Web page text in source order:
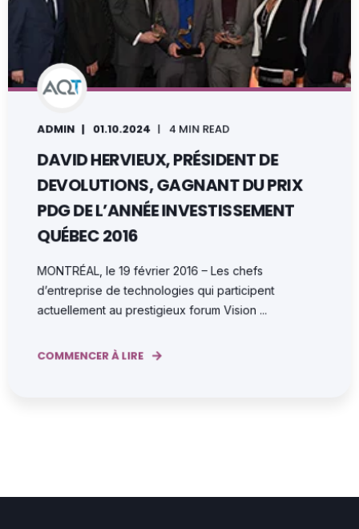
ADMIN 01.10.2024 4 MIN READ
DAVID HERVIEUX, PRÉSIDENT DE
DEVOLUTIONS, GAGNANT DU PRIX
PDG DE L’ANNÉE INVESTISSEMENT
QUÉBEC 2016
MONTRÉAL, le 19 février 2016 – Les chefs
d’entreprise de technologies qui participent
actuellement au prestigieux forum Vision ...
COMMENCER À LIRE